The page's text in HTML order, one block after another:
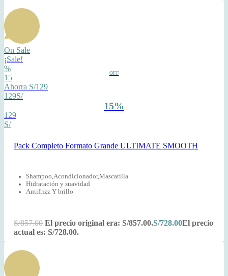
On Sale
¡Sale!
%
OFF
15
Ahorra S/129
129S/
15%
129
S/
Pack Completo Formato Grande ULTIMATE SMOOTH
Shampoo,Acondicionador,Mascarilla
Hidratación y suavidad
Antifrizz Y brillo
S/857.00 El precio original era: S/857.00.S/728.00El precio
actual es: S/728.00.